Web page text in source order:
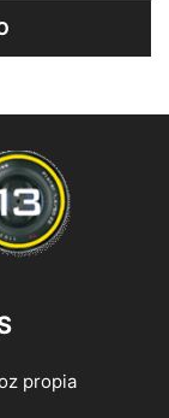
propia